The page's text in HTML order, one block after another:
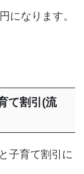
になります。
て割引(流
子育て割引に